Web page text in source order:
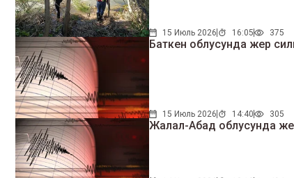
15 Июль 2026 16:05 375
Баткен облусунда жер
15 Июль 2026 14:40 305
Жалал-Абад облусунда